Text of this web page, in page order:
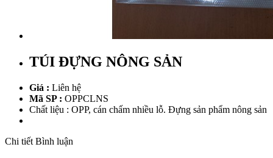
TÚI ĐỰNG NÔNG SẢN
Giá : Liên hệ
Mã SP : OPPCLNS
Chất liệu : OPP, cán chấm nhiều lỗ. Đựng sản phẩm nông sản
Chi tiết Bình luận